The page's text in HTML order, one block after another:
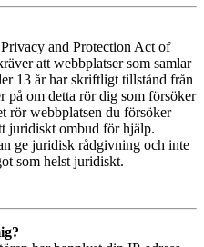
and Protection Act of
att webbplatser som samlar
13 år har skriftligt tillstånd från
på om detta rör dig som försöker
rör webbplatsen du försöker
juridiskt ombud för hjälp.
ge juridisk rådgivning och inte
som helst juridiskt.